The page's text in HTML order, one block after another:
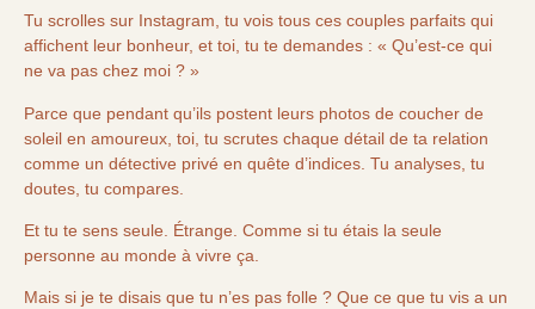
Tu scrolles sur Instagram, tu vois tous ces couples parfaits qui
affichent leur bonheur, et toi, tu te demandes : « Qu’est-ce qui
ne va pas chez moi ? »
Parce que pendant qu’ils postent leurs photos de coucher de
soleil en amoureux, toi, tu scrutes chaque détail de ta relation
comme un détective privé en quête d’indices. Tu analyses, tu
doutes, tu compares.
Et tu te sens seule. Étrange. Comme si tu étais la seule
personne au monde à vivre ça.
Mais si je te disais que tu n’es pas folle ? Que ce que tu vis a un